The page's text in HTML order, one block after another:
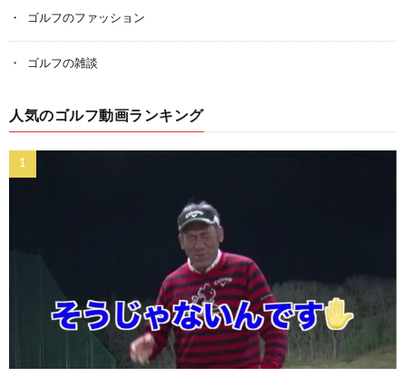
ゴルフのファッション
ゴルフの雑談
人気のゴルフ動画ランキング